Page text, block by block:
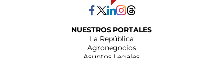
NUESTROS PORTALES
La República
Agronegocios